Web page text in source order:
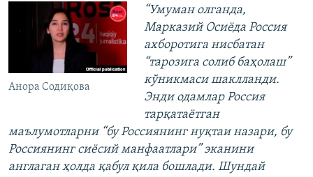
Анора Содиқова
“Умуман олганда,
Марказий Осиёда Россия
ахборотига нисбатан
“тарозига солиб баҳолаш”
кўникмаси шаклланди.
Энди одамлар Россия
тарқатаётган
маълумотларни “бу Россиянинг нуқтаи назари, бу
Россиянинг сиёсий манфаатлари” эканини
англаган ҳолда қабул қила бошлади. Шундай